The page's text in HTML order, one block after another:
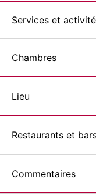
Services et
Chambres
Lieu
Restaurants et
Commentaires